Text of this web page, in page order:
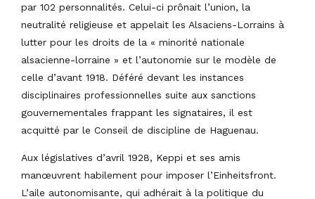
par 102 personnalités. Celui-ci prônait l’union, la
neutralité religieuse et appelait les Alsaciens-Lorrains à
lutter pour les droits de la « minorité nationale
alsacienne-lorraine » et l’autonomie sur le modèle de
celle d’avant 1918. Déféré devant les instances
disciplinaires professionnelles suite aux sanctions
gouvernementales frappant les signataires, il est
acquitté par le Conseil de discipline de Haguenau.
Aux législatives d’avril 1928, Keppi et ses amis
manœuvrent habilement pour imposer l’Einheitsfront.
L’aile autonomisante, qui adhérait à la politique du